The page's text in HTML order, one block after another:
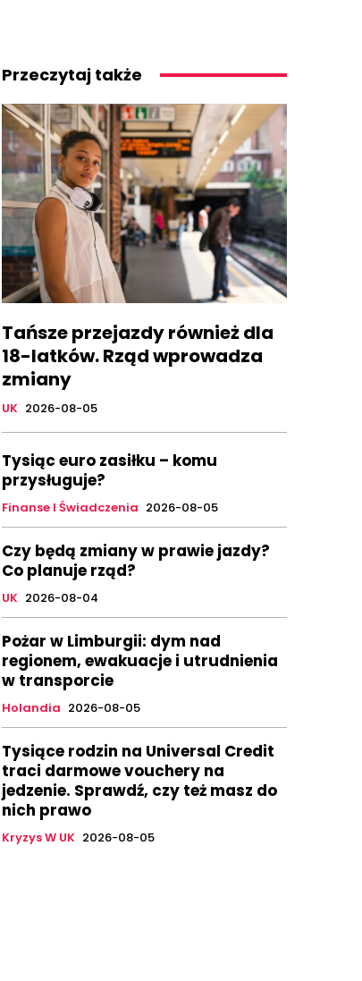
Przeczytaj także
Tańsze przejazdy również dla
18-latków. Rząd wprowadza
zmiany
UK 2026-08-05
Tysiąc euro zasiłku – komu
przysługuje?
Finanse I Świadczenia 2026-08-05
Czy będą zmiany w prawie jazdy?
Co planuje rząd?
UK 2026-08-04
Pożar w Limburgii: dym nad
regionem, ewakuacje i utrudnienia
w transporcie
Holandia 2026-08-05
Tysiące rodzin na Universal Credit
traci darmowe vouchery na
jedzenie. Sprawdź, czy też masz do
nich prawo
Kryzys W UK 2026-08-05